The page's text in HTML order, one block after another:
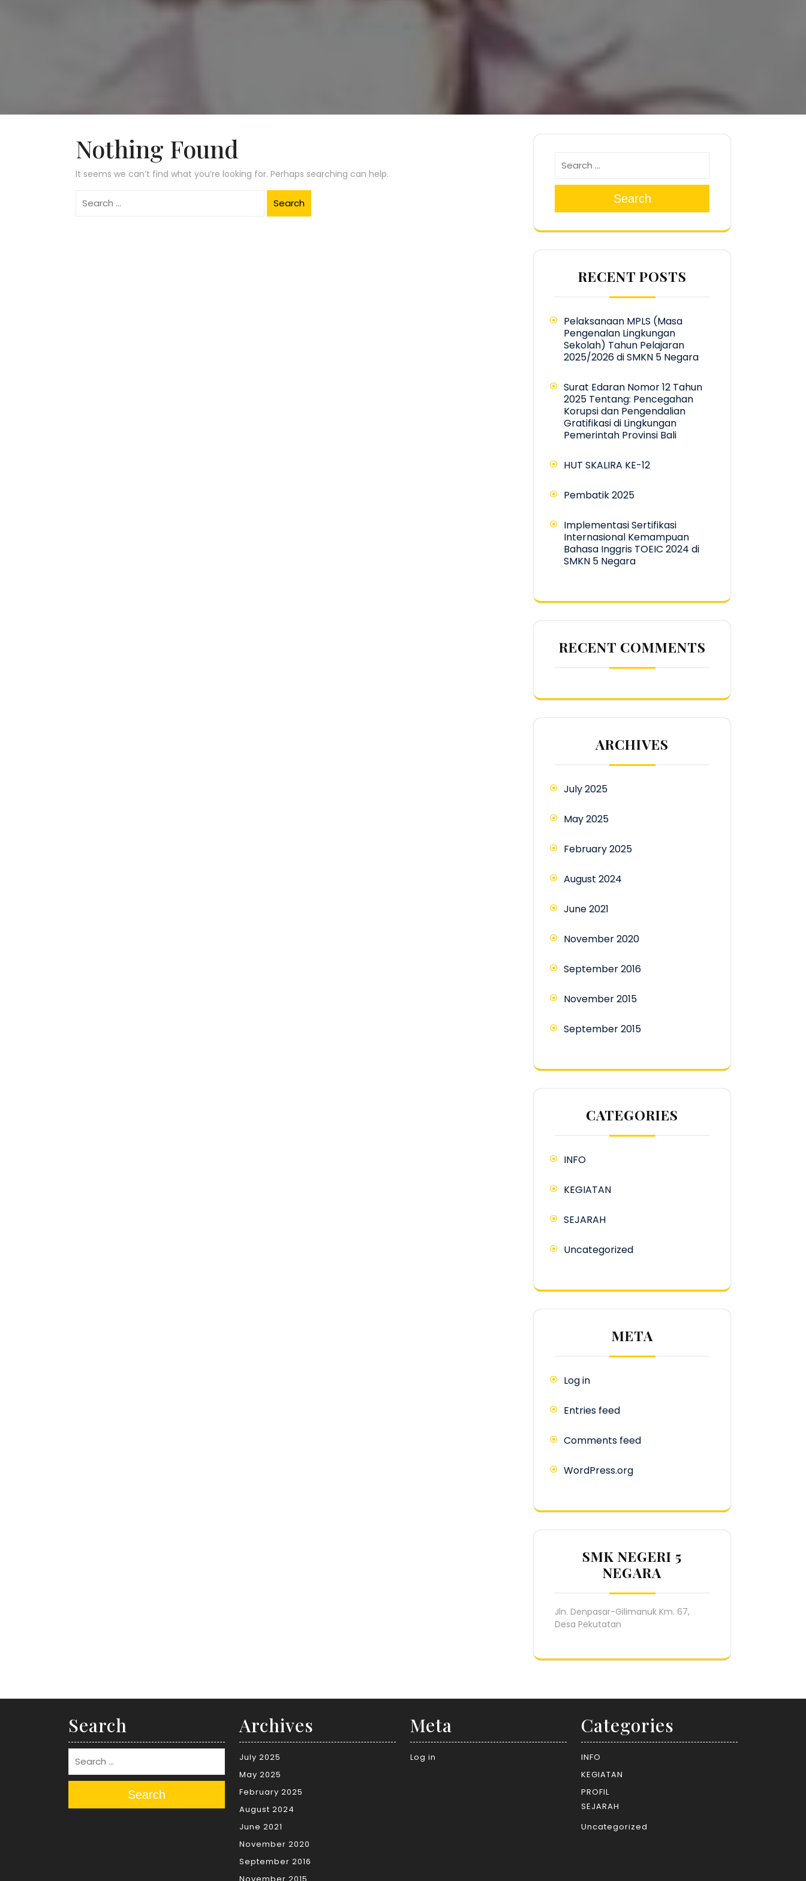
Nothing Found
It seems we can’t find what you’re looking for. Perhaps searching can help.
Search Search
RECENT POSTS
Pelaksanaan MPLS (Masa
Pengenalan Lingkungan
Sekolah) Tahun Pelajaran
2025/2026 di SMKN 5 Negara
Surat Edaran Nomor 12 Tahun
2025 Tentang: Pencegahan
Korupsi dan Pengendalian
Gratifikasi di Lingkungan
Pemerintah Provinsi Bali
HUT SKALIRA KE-12
Pembatik 2025
Implementasi Sertifikasi
Internasional Kemampuan
Bahasa Inggris TOEIC 2024 di
SMKN 5 Negara
RECENT COMMENTS
ARCHIVES
July 2025
May 2025
February 2025
August 2024
June 2021
November 2020
September 2016
November 2015
September 2015
CATEGORIES
INFO
KEGIATAN
SEJARAH
Uncategorized
META
Log in
Entries feed
Comments feed
WordPress.org
SMK NEGERI 5
NEGARA
Jln. Denpasar-Gilimanuk Km. 67,
Desa Pekutatan
Search
Search
Archives
July 2025
May 2025
February 2025
August 2024
June 2021
November 2020
September 2016
Meta
Log in
Categories
INFO
KEGIATAN
PROFIL
SEJARAH
Uncategorized